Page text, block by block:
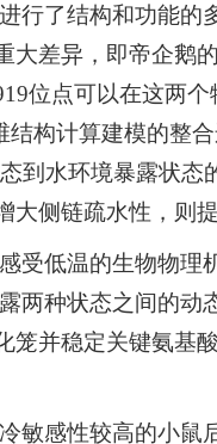
行了结构和功能的
差异，即帝企鹅
位点可以在这两
构计算建模的整
到水环境暴露状
侧链疏水性，则
受低温的生物物理
两种状态之间的动
并稳定关键氨基
敏感性较高的小鼠